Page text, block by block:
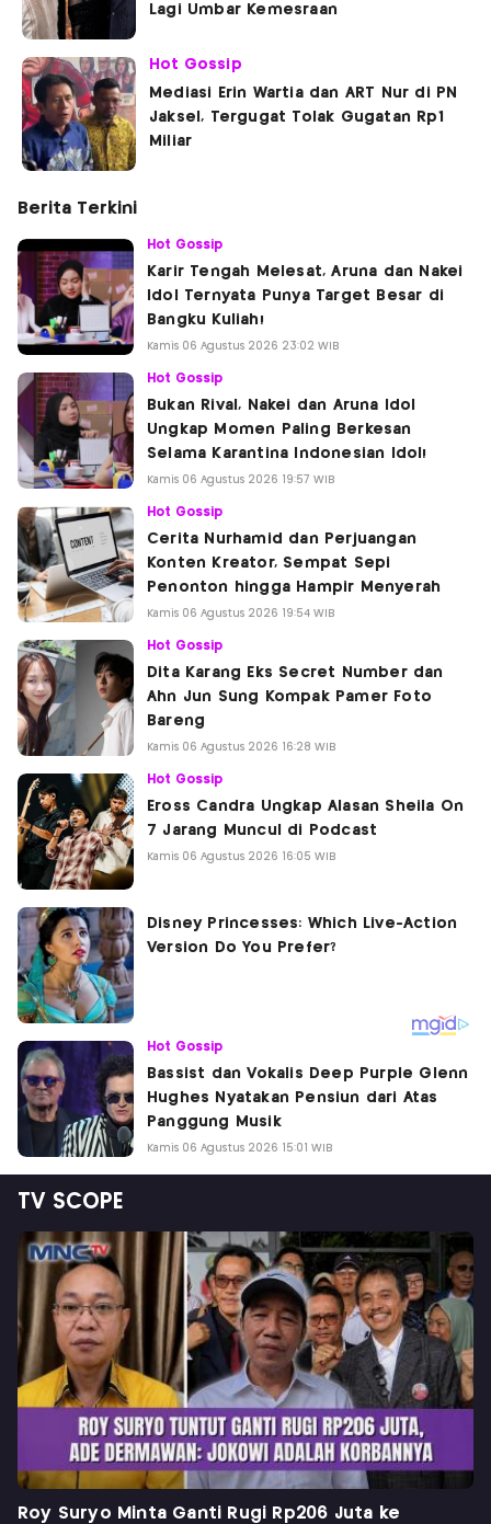
Lagi Umbar Kemesraan
Hot Gossip
Mediasi Erin Wartia dan ART Nur di PN
Jaksel, Tergugat Tolak Gugatan Rp1
Miliar
Berita Terkini
Hot Gossip
Karir Tengah Melesat, Aruna dan Nakei
Idol Ternyata Punya Target Besar di
Bangku Kuliah!
Kamis 06 Agustus 2026 23:02 WIB
Hot Gossip
Bukan Rival, Nakei dan Aruna Idol
Ungkap Momen Paling Berkesan
Selama Karantina Indonesian Idol!
Kamis 06 Agustus 2026 19:57 WIB
Hot Gossip
Cerita Nurhamid dan Perjuangan
Konten Kreator, Sempat Sepi
Penonton hingga Hampir Menyerah
Kamis 06 Agustus 2026 19:54 WIB
Hot Gossip
Dita Karang Eks Secret Number dan
Ahn Jun Sung Kompak Pamer Foto
Bareng
Kamis 06 Agustus 2026 16:28 WIB
Hot Gossip
Eross Candra Ungkap Alasan Sheila On
7 Jarang Muncul di Podcast
Kamis 06 Agustus 2026 16:05 WIB
Hot Gossip
Bassist dan Vokalis Deep Purple Glenn
Hughes Nyatakan Pensiun dari Atas
Panggung Musik
Kamis 06 Agustus 2026 15:01 WIB
TV SCOPE
Roy Suryo Minta Ganti Rugi Rp206 Juta ke